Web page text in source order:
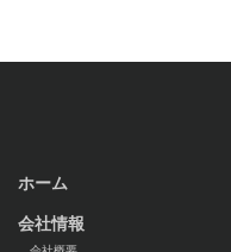
ホーム
会社情報